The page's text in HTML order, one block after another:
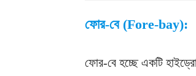
ফোর-বে (Fore-bay):
ফোর-বে হচ্ছে একটি